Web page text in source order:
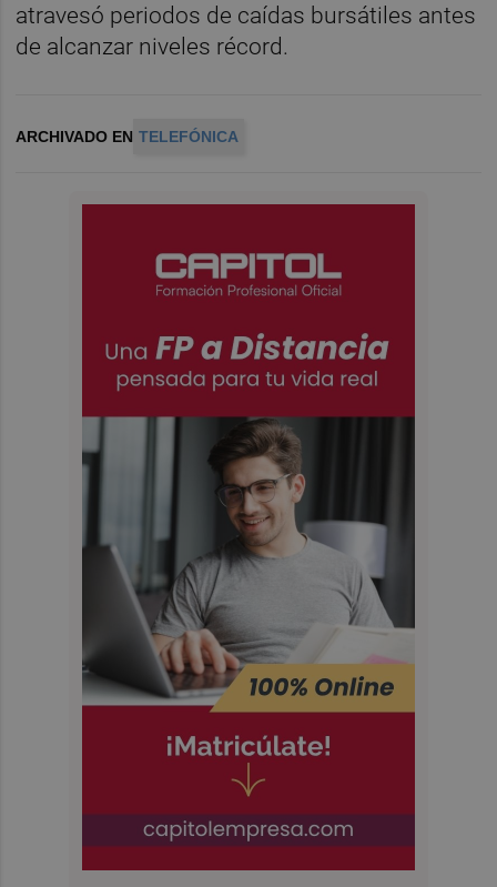
atravesó periodos de caídas bursátiles antes
de alcanzar niveles récord.
ARCHIVADO EN TELEFÓNICA